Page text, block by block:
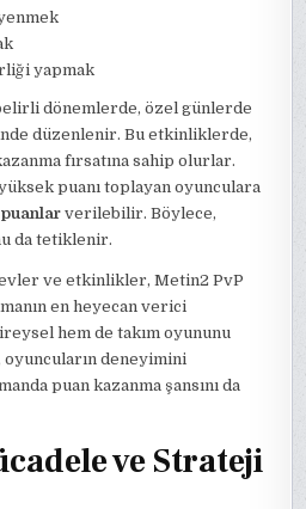
yapmak
dönemlerde, özel günlerde
düzenlenir. Bu etkinliklerde,
fırsatına sahip olurlar.
puanı toplayan oyunculara
verilebilir. Böylece,
da tetiklenir.
ve etkinlikler, Metin2 PvP
en heyecan verici
hem de takım oyununu
deneyimini
puan kazanma şansını da
ve Strateji